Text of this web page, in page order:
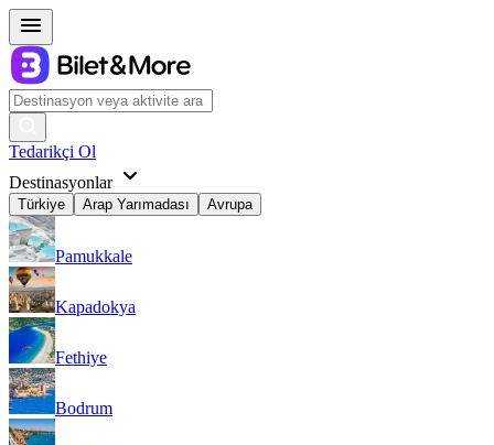
Tedarikçi Ol
Destinasyonlar
Türkiye Arap Yarımadası Avrupa
Pamukkale
Kapadokya
Fethiye
Bodrum